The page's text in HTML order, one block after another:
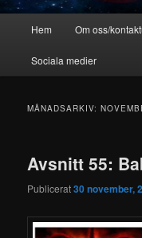
Hem Om oss/
Sociala medier
MÅNADSARKIV:
Avsnitt 55:
Publicerat30 november,